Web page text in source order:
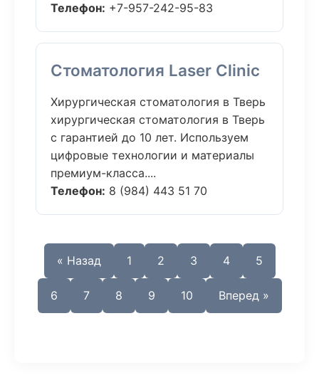
Телефон: +7-957-242-95-83
Стоматология Laser Clinic
Хирургическая стоматология в Тверь
хирургическая стоматология в Тверь
с гарантией до 10 лет. Используем
цифровые технологии и материалы
премиум-класса....
Телефон: 8 (984) 443 51 70
« Назад 1 2 3 4 5
6 7 8 9 10 Вперед »